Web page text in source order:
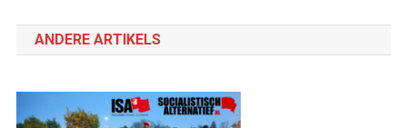
navigatie
ANDERE ARTIKELS